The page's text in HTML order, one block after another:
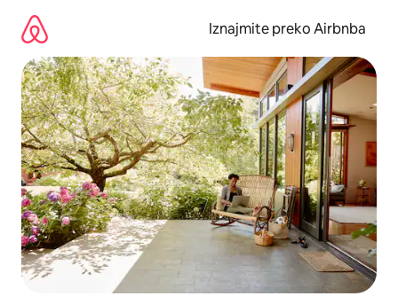
sadržaj
Iznajmite preko Airbnba